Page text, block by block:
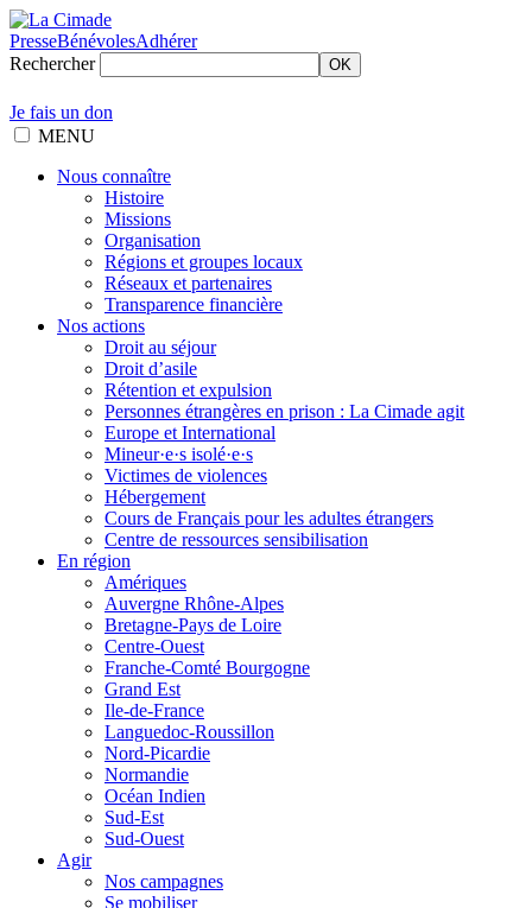
PresseBénévolesAdhérer
Rechercher
OK
Je fais un don
MENU
Nous connaître
Histoire
Missions
Organisation
Régions et groupes locaux
Réseaux et partenaires
Transparence financière
Nos actions
Droit au séjour
Droit d’asile
Rétention et expulsion
Personnes étrangères en prison : La Cimade agit
Europe et International
Mineur·e·s isolé·e·s
Victimes de violences
Hébergement
Cours de Français pour les adultes étrangers
Centre de ressources sensibilisation
En région
Amériques
Auvergne Rhône-Alpes
Bretagne-Pays de Loire
Centre-Ouest
Franche-Comté Bourgogne
Grand Est
Ile-de-France
Languedoc-Roussillon
Nord-Picardie
Normandie
Océan Indien
Sud-Est
Sud-Ouest
Agir
Nos campagnes
Se mobiliser